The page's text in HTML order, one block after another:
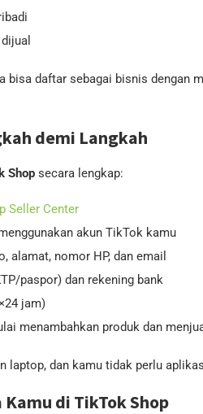
bisa daftar sebagai bisnis dengan
demi Langkah
Shop secara lengkap:
Seller Center
akun TikTok kamu
alamat, nomor HP, dan email
paspor) dan rekening bank
jam)
menambahkan produk dan
laptop, dan kamu tidak perlu
di TikTok Shop